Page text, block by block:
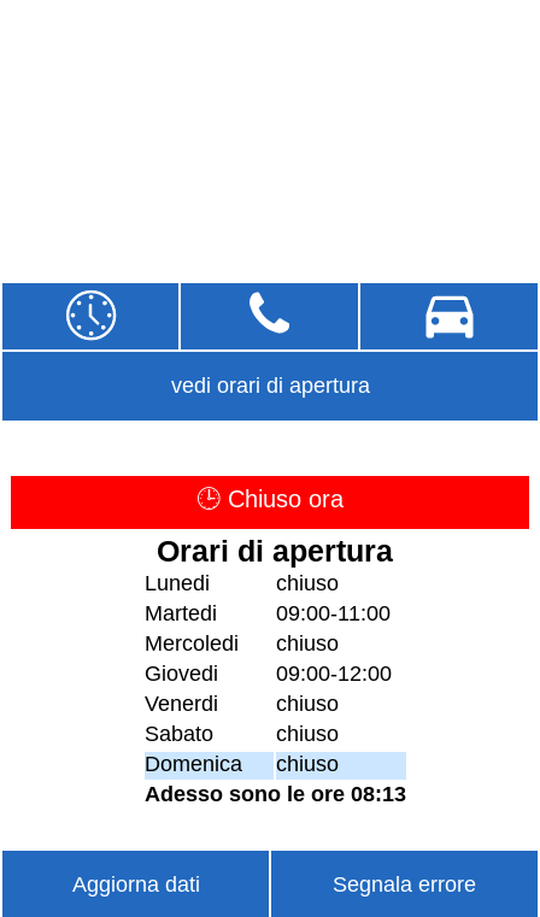
vedi orari di apertura
🕒 Chiuso ora
Orari di apertura
Lunedi
chiuso
Martedi
09:00-11:00
Mercoledi
chiuso
Giovedi
09:00-12:00
Venerdi
chiuso
Sabato
chiuso
Domenica
chiuso
Adesso sono le ore 08:13
Aggiorna dati Segnala errore